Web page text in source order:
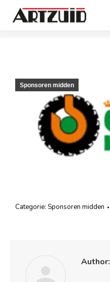
Sponsoren midden
Categorie: Sponsoren midden
Author: